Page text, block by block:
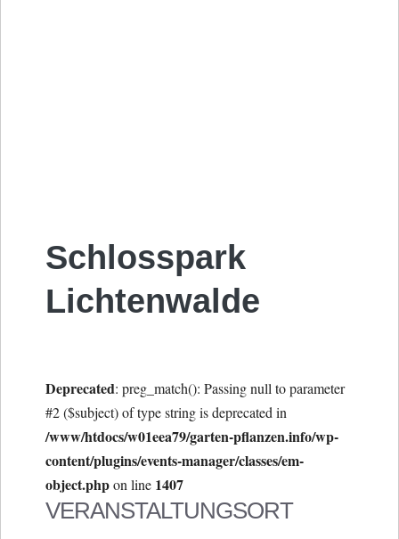
Schlosspark
Lichtenwalde
Deprecated: preg_match(): Passing null to parameter
#2 ($subject) of type string is deprecated in
/www/htdocs/w01eea79/garten-pflanzen.info/wp-
content/plugins/events-manager/classes/em-
object.phpon line 1407
VERANSTALTUNGSORT